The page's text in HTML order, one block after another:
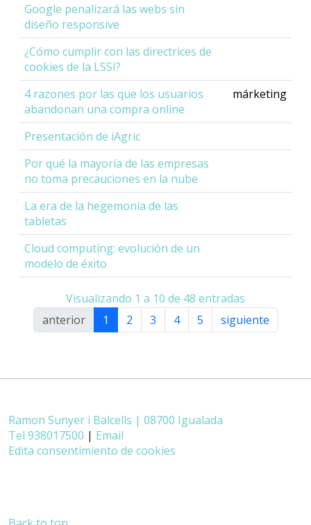
Google penalizará las webs sin
diseño responsive
¿Cómo cumplir con las directrices de
cookies de la LSSI?
4 razones por las que los usuarios
abandonan una compra online
márketing
Presentación de iAgric
Por qué la mayoría de las empresas
no toma precauciones en la nube
La era de la hegemonía de las
tabletas
Cloud computing: evolución de un
modelo de éxito
Visualizando 1 a 10 de 48 entradas
anterior
1 2 3 4 5 siguiente
Ramon Sunyer i Balcells | 08700 Igualada
Tel 938017500 | Email
Edita consentimiento de cookies